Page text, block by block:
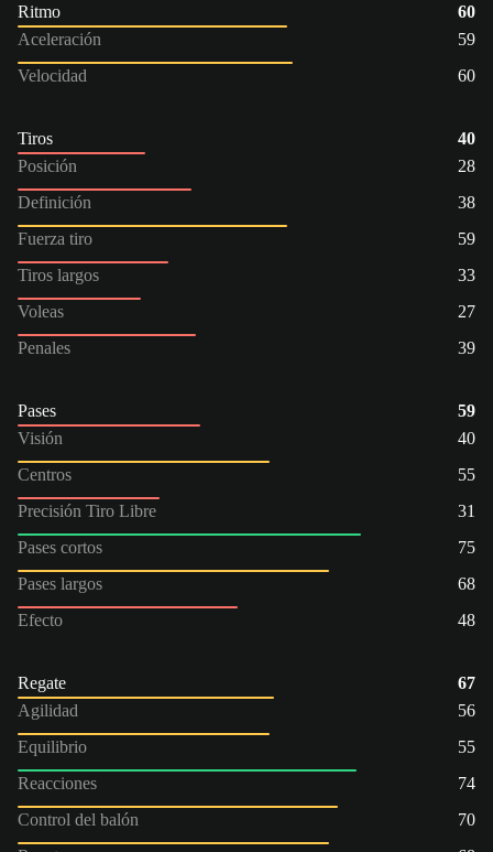
Ritmo
60
Aceleración
59
Velocidad
60
Tiros
40
Posición
28
Definición
38
Fuerza tiro
59
Tiros largos
33
Voleas
27
Penales
39
Pases
59
Visión
40
Centros
55
Precisión Tiro Libre
31
Pases cortos
75
Pases largos
68
Efecto
48
Regate
67
Agilidad
56
Equilibrio
55
Reacciones
74
Control del balón
70